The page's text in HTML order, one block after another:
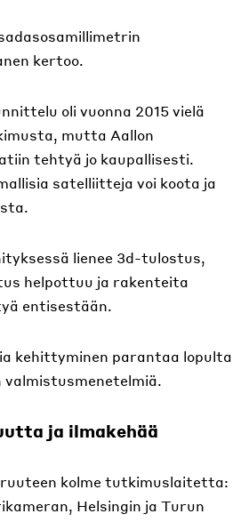
kertoo.
oli vuonna 2015 vielä
mutta Aallon
tehtyä jo kaupallisesti.
satelliitteja voi koota ja
lienee 3d-tulostus,
helpottuu ja rakenteita
entisestään.
kehittyminen parantaa lopulta
valmistusmenetelmiä.
ja ilmakehää
kolme tutkimuslaitetta:
Helsingin ja Turun